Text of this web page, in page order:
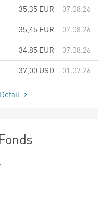
35,35 EUR
07.08.26
35,45 EUR
07.08.26
34,85 EUR
07.08.26
37,00 USD 01.07.26